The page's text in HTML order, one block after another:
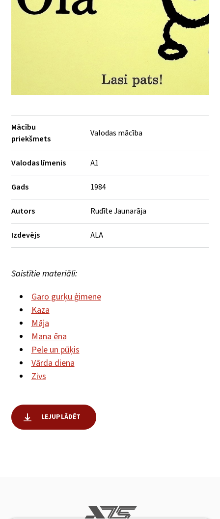
Mācību
priekšmets
Valodas mācība
Valodas līmenis A1
Gads 1984
Autors Rudīte Jaunarāja
Izdevējs ALA
Saistītie materiāli:
Garo gurķu ģimene
Kaza
Māja
Mana ēna
Pele un pūķis
Vārda diena
Zivs
LEJUPLĀDĒT